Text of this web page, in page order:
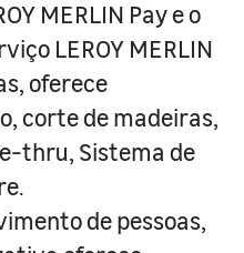
MERLIN Pay e o
LEROY MERLIN
oferece
corte de madeiras,
thru, Sistema de
de pessoas,